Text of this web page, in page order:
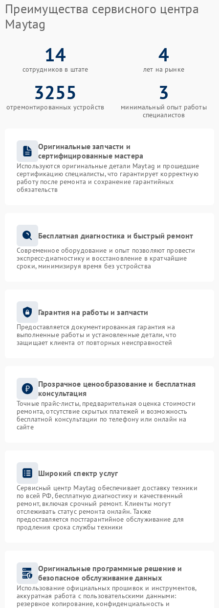
Преимущества сервисного центра
Maytag
14
сотрудников в штате
4
лет на рынке
3255
отремонтированных устройств
3
минимальный опыт работы
специалистов
Оригинальные запчасти и
сертифицированные мастера
Используются оригинальные детали Maytag и прошедшие
сертификацию специалисты, что гарантирует корректную
работу после ремонта и сохранение гарантийных
обязательств
Бесплатная диагностика и быстрый ремонт
Современное оборудование и опыт позволяют провести
экспресс-диагностику и восстановление в кратчайшие
сроки, минимизируя время без устройства
Гарантия на работы и запчасти
Предоставляется документированная гарантия на
выполненные работы и установленные детали, что
защищает клиента от повторных неисправностей
Прозрачное ценообразование и бесплатная
консультация
Точные прайс-листы, предварительная оценка стоимости
ремонта, отсутствие скрытых платежей и возможность
бесплатной консультации по телефону или онлайн на
сайте
Широкий спектр услуг
Сервисный центр Maytag обеспечивает доставку техники
по всей РФ, бесплатную диагностику и качественный
ремонт, включая срочный ремонт. Клиенты могут
отслеживать статус ремонта онлайн. Также
предоставляется постгарантийное обслуживание для
продления срока службы техники
Оригинальные программные решение и
безопасное обслуживание данных
Использование официальных прошивок и инструментов,
аккуратная работа с пользовательскими данными:
резервное копирование, конфиденциальность и